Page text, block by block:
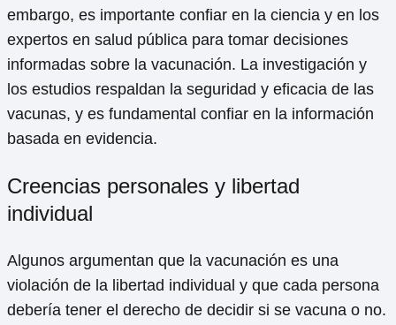
embargo, es importante confiar en la ciencia y en los
expertos en salud pública para tomar decisiones
informadas sobre la vacunación. La investigación y
los estudios respaldan la seguridad y eficacia de las
vacunas, y es fundamental confiar en la información
basada en evidencia.
Creencias personales y libertad
individual
Algunos argumentan que la vacunación es una
violación de la libertad individual y que cada persona
debería tener el derecho de decidir si se vacuna o no.